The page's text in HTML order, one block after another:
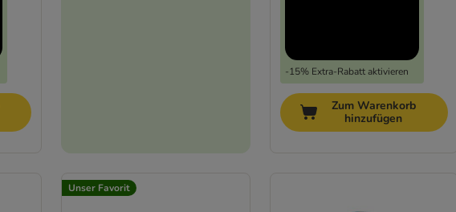
-15% Extra-Rabatt aktivieren
Zum Warenkorb
hinzufügen
Unser Favorit